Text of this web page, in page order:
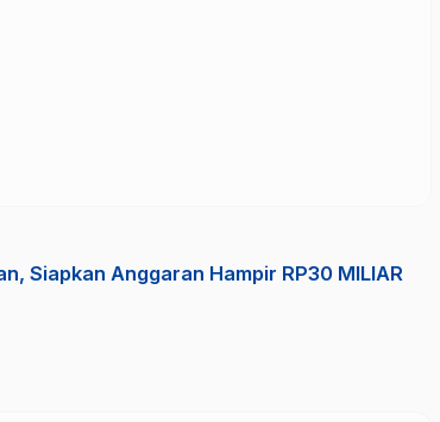
Siapkan Anggaran Hampir RP30 MILIAR